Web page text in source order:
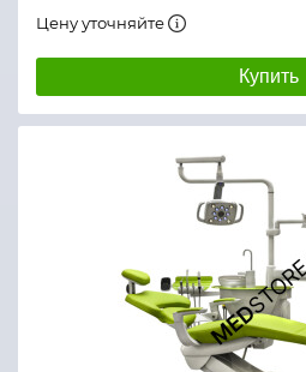
Цену уточняйте
Купить